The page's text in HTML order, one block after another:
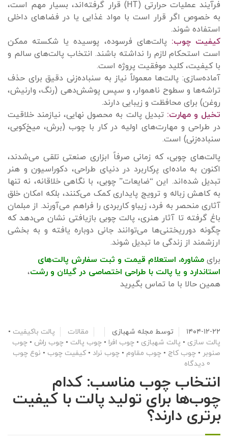
فرآیند عملیات حرارتی (HT) قرار گرفته‌اند، بسیار مهم است،
به خصوص اگر قرار است با مواد غذایی یا در فضاهای داخلی
استفاده شوند.
کیفیت چوب: پالت‌های فرسوده، پوسیده یا شکسته ممکن
است استحکام لازم را نداشته باشند. انتخاب پالت‌های سالم و
با کیفیت، کلید موفقیت پروژه است.
آماده‌سازی: پالت‌ها معمولاً نیاز به سنباده‌زنی دقیق برای حذف
تراشه‌ها و سطوح ناهموار، و سپس پوشش‌دهی (رنگ، وارنیش،
روغن) برای محافظت و زیبایی دارند.
تخیل و مهارت: تبدیل پالت به محصول نهایی، نیازمند خلاقیت
در طراحی و مهارت‌های اولیه در کار با چوب (برش، میخ‌کوبی،
سنباده‌زنی) است.
پالت‌های چوبی، که زمانی صرفاً ابزاری صنعتی تلقی می‌شدند،
اکنون به ماده‌ای پرکاربرد در دنیای طراحی، دکوراسیون و هنر
تبدیل شده‌اند. این “ضایعات” چوبی، با نگاهی خلاقانه، نه تنها
به کاهش زباله و ترویج پایداری کمک می‌کنند، بلکه امکان خلق
آثاری منحصر به فرد، زیباو کاربردی را فراهم می‌آورند. از مبلمان
باغ گرفته تا آثار هنری، پالت چوبی بازیافتی نشان می‌دهد که
چگونه دورریختنی‌ها می‌توانند جانی دوباره یافته و به بخشی
ارزشمند از زندگی ما تبدیل شوند.
برای مشاوره، استعلام قیمت و ثبت سفارش پالت‌های
استاندارد و یا پالت با طراحی اختصاصی در گیلان و رشت،
همین حالا با ما تماس بگیرید
۱۴۰۴-۱۲-۲۲ توسط مجله شهبازی مقالات پالت باکیفیت •
پالت سازی • پالت شهبازی • چوب افرا • چوب پالت • چوب راش • چوب
صنوبر • چوب کاج • چوب مقاوم • چوب نراد •کیفیت چوب • نوع چوب
0 دیدگاه
انتخاب چوب مناسب: کدام
چوب‌ها برای تولید پالت با کیفیت
برتری دارند؟